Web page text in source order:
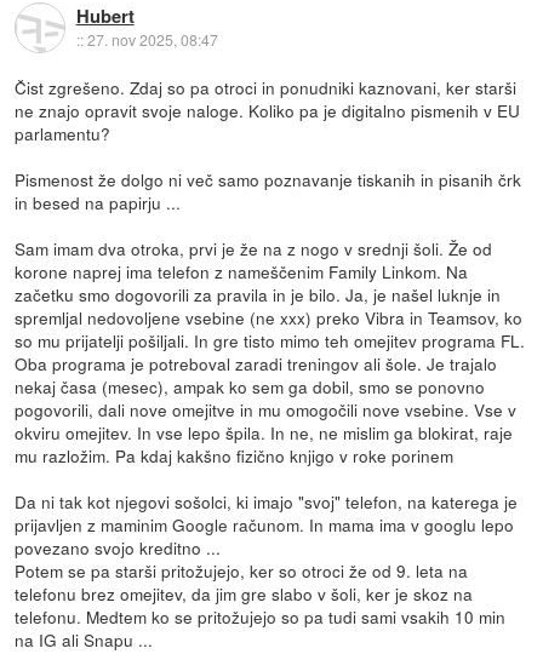
Hubert
::27. nov 2025, 08:47
Čist zgrešeno. Zdaj so pa otroci in ponudniki kaznovani, ker starši
ne znajo opravit svoje naloge. Koliko pa je digitalno pismenih v EU
parlamentu?
Pismenost že dolgo ni več samo poznavanje tiskanih in pisanih črk
in besed na papirju ...
Sam imam dva otroka, prvi je že na z nogo v srednji šoli. Že od
korone naprej ima telefon z nameščenim Family Linkom. Na
začetku smo dogovorili za pravila in je bilo. Ja, je našel luknje in
spremljal nedovoljene vsebine (ne xxx) preko Vibra in Teamsov, ko
so mu prijatelji pošiljali. In gre tisto mimo teh omejitev programa FL.
Oba programa je potreboval zaradi treningov ali šole. Je trajalo
nekaj časa (mesec), ampak ko sem ga dobil, smo se ponovno
pogovorili, dali nove omejitve in mu omogočili nove vsebine. Vse v
okviru omejitev. In vse lepo špila. In ne, ne mislim ga blokirat, raje
mu razložim. Pa kdaj kakšno fizično knjigo v roke porinem
Da ni tak kot njegovi sošolci, ki imajo "svoj" telefon, na katerega je
prijavljen z maminim Google računom. In mama ima v googlu lepo
povezano svojo kreditno ...
Potem se pa starši pritožujejo, ker so otroci že od 9. leta na
telefonu brez omejitev, da jim gre slabo v šoli, ker je skoz na
telefonu. Medtem ko se pritožujejo so pa tudi sami vsakih 10 min
na IG ali Snapu ...